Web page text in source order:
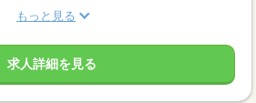
もっと見る
求人詳細を見る